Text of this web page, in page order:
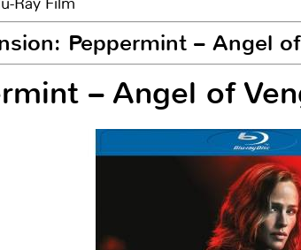
Peppermint – Angel
– Angel of